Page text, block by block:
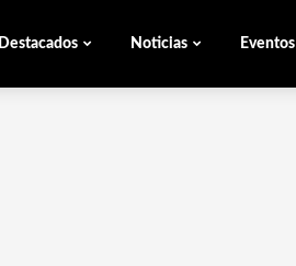
Destacados Noticias Eventos